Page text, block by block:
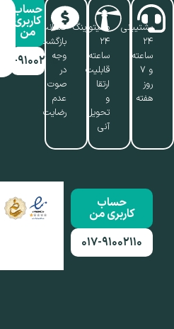
پشتیبانی
۲۴
ساعته
و ۷
روز
هفته
مانیتورینگ
۲۴
ساعته،
قابلیت
ارتقا
تحویل
آنی
ضمانت
بازگشت
وجه
در
صوت
عدم
رضایت
حساب
کاربری
من
۰۱۷-۹۱۰۰۲۱۱۰
حساب
کاربری من
۰۱۷-۹۱۰۰۲۱۱۰